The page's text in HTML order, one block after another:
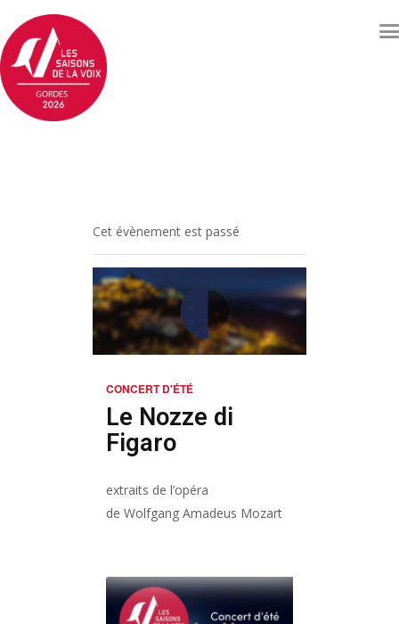
la voix
Archives
Contacts
Cet évènement est passé
CONCERT D'ÉTÉ
Le Nozze di
Figaro
extraits de l’opéra
de Wolfgang Amadeus Mozart